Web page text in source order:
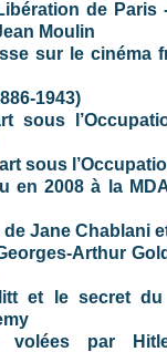
de Paris
Moulin
sur le cinéma
1943)
sous
sous
en 2008 à la
de Jane Chablani
Arthur
et le secret
par